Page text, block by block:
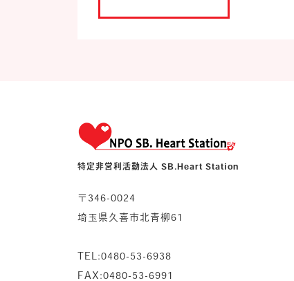
特定非営利活動法人 SB.Heart Station
〒346-0024
埼玉県久喜市北青柳61
TEL:0480-53-6938
FAX:0480-53-6991